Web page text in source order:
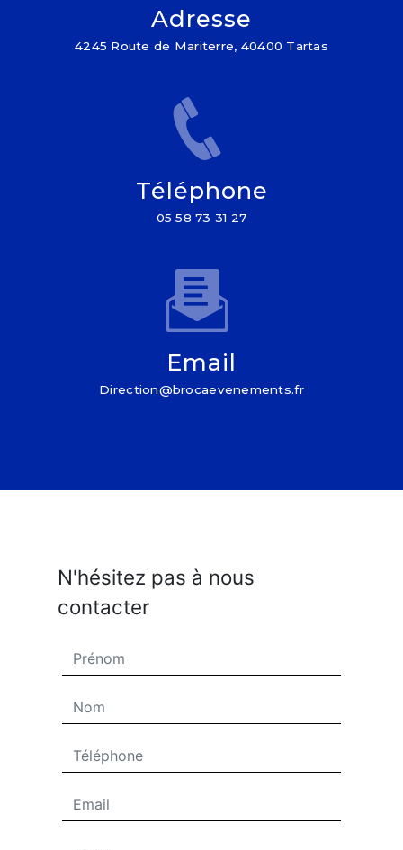
Adresse
4245 Route de Mariterre, 40400 Tartas
Téléphone
05 58 73 31 27
Email
direction@brocaevenements.fr
N'hésitez pas à nous
contacter